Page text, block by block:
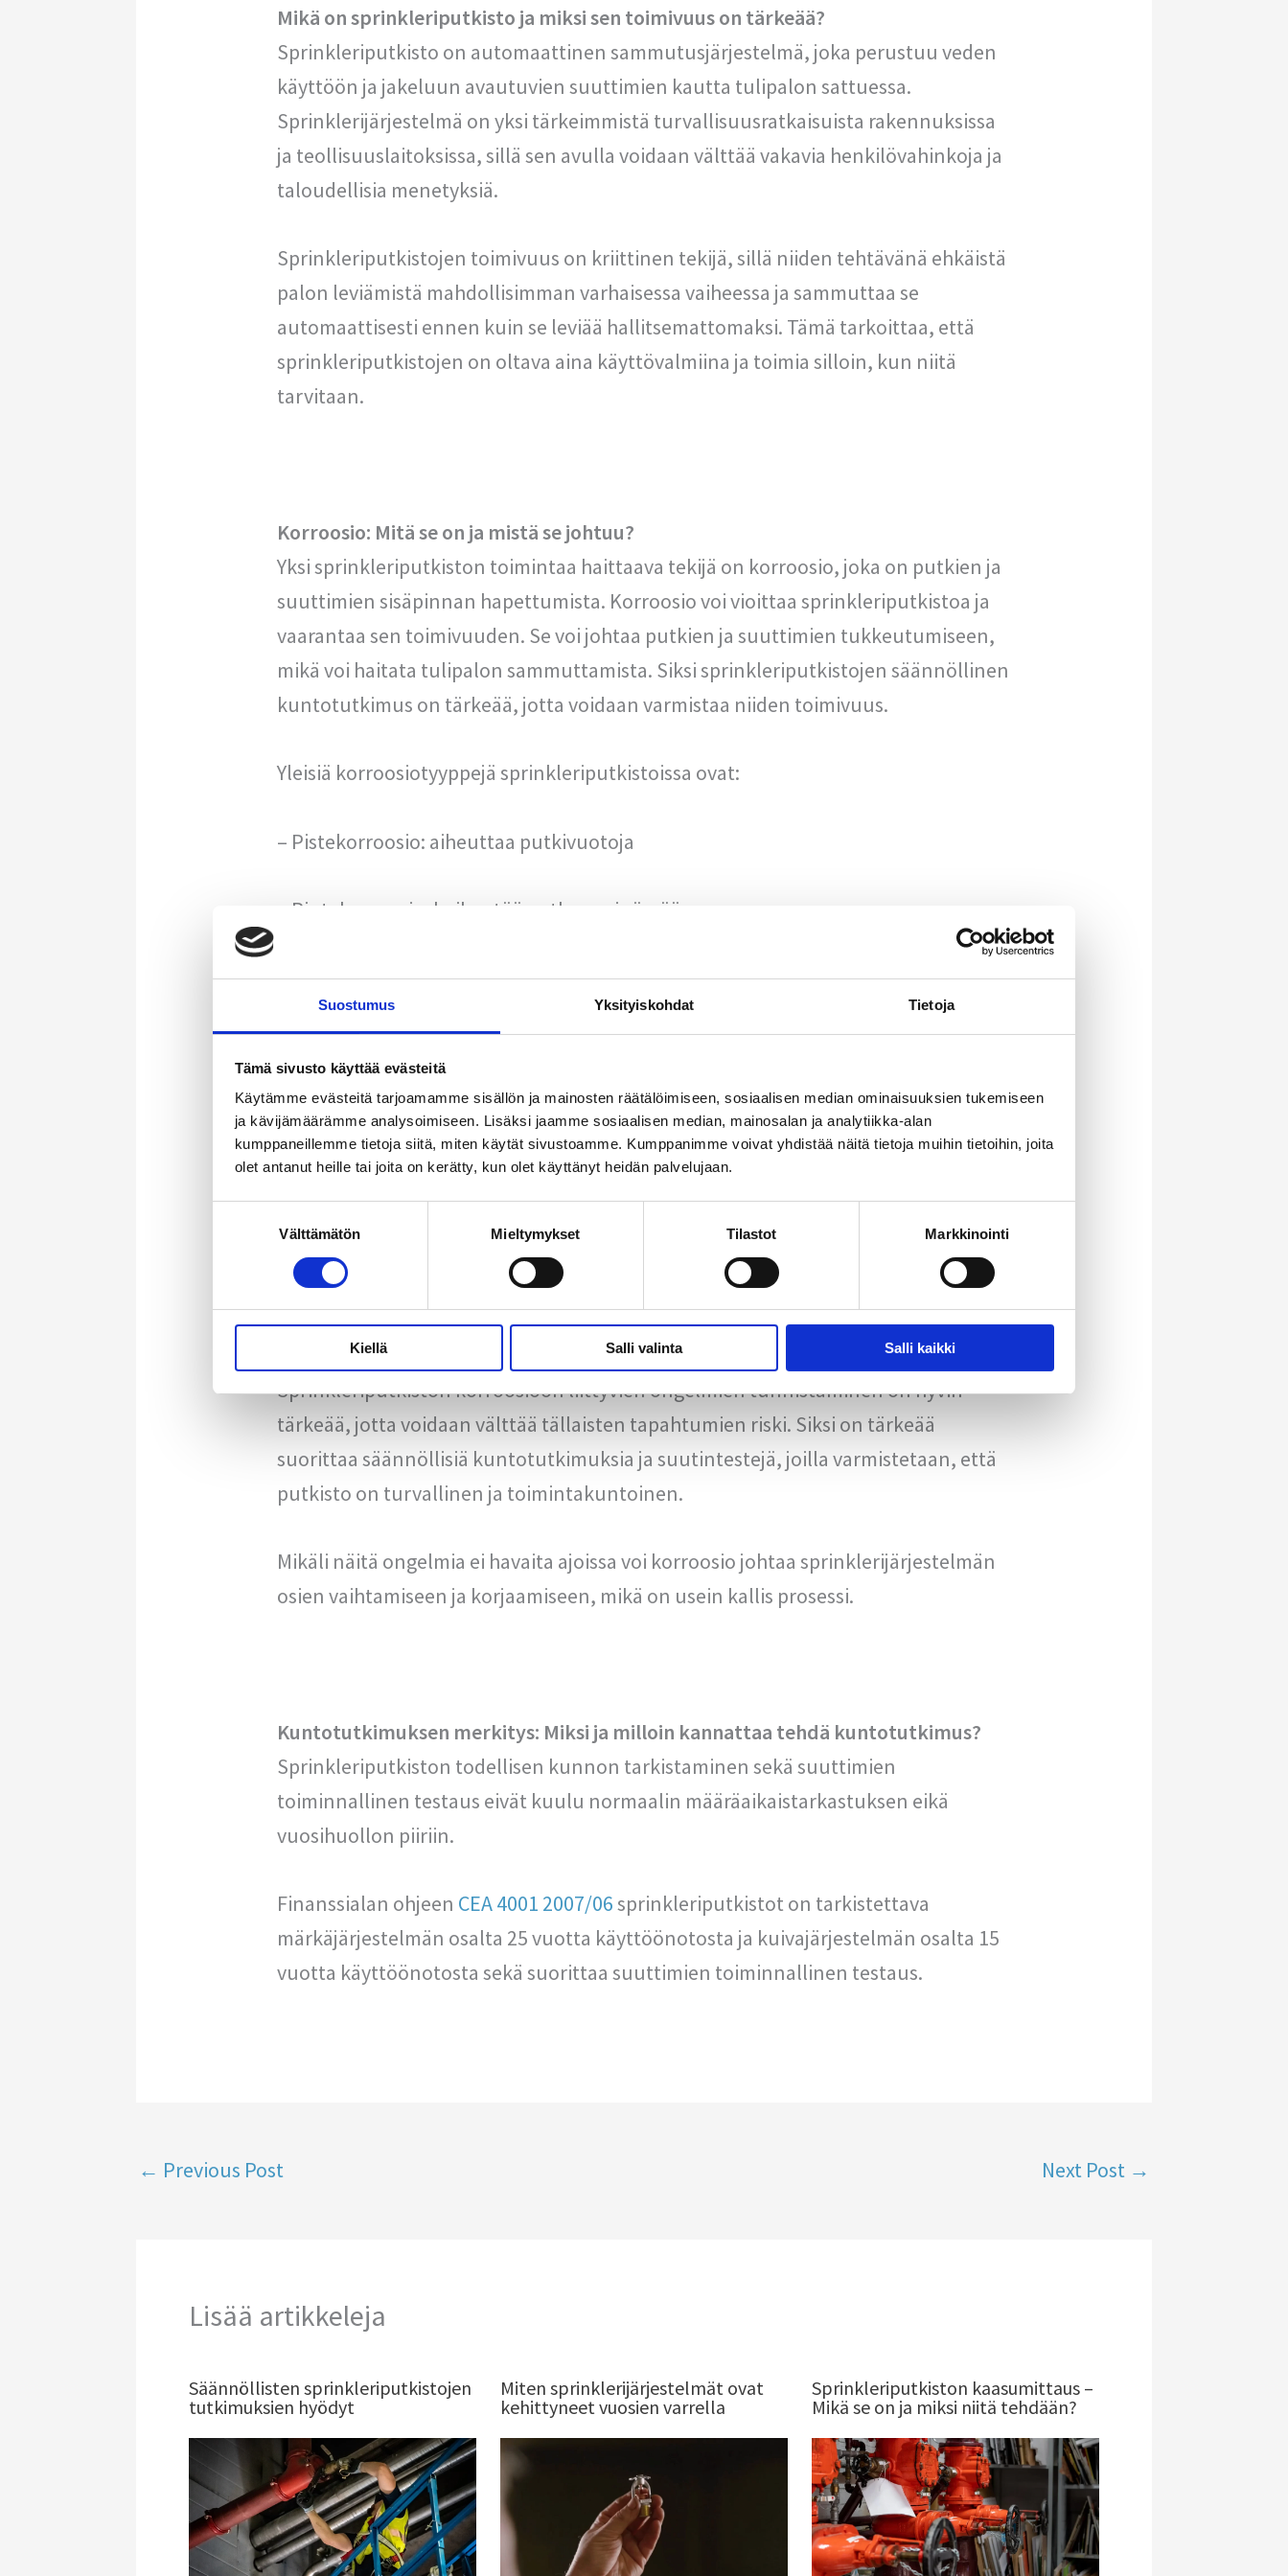
Suostumus Yksityiskohdat Tietoja
Tämä sivusto käyttää evästeitä
Käytämme evästeitä tarjoamamme sisällön ja mainosten räätälöimiseen, sosiaalisen median ominaisuuksien tukemiseen
ja kävijämäärämme analysoimiseen. Lisäksi jaamme sosiaalisen median, mainosalan ja analytiikka-alan
kumppaneillemme tietoja siitä, miten käytät sivustoamme. Kumppanimme voivat yhdistää näitä tietoja muihin tietoihin, joita
olet antanut heille tai joita on kerätty, kun olet käyttänyt heidän palvelujaan.
Välttämätön Mieltymykset Tilastot Markkinointi
Kiellä Salli valinta Salli kaikki
Mikä on sprinkleriputkisto ja miksi sen toimivuus on tärkeää?
Sprinkleriputkisto on automaattinen sammutusjärjestelmä, joka perustuu veden
käyttöön ja jakeluun avautuvien suuttimien kautta tulipalon sattuessa.
Sprinklerijärjestelmä on yksi tärkeimmistä turvallisuusratkaisuista rakennuksissa
ja teollisuuslaitoksissa, sillä sen avulla voidaan välttää vakavia henkilövahinkoja ja
taloudellisia menetyksiä.
Sprinkleriputkistojen toimivuus on kriittinen tekijä, sillä niiden tehtävänä ehkäistä
palon leviämistä mahdollisimman varhaisessa vaiheessa ja sammuttaa se
automaattisesti ennen kuin se leviää hallitsemattomaksi. Tämä tarkoittaa, että
sprinkleriputkistojen on oltava aina käyttövalmiina ja toimia silloin, kun niitä
tarvitaan.
Korroosio: Mitä se on ja mistä se johtuu?
Yksi sprinkleriputkiston toimintaa haittaava tekijä on korroosio, joka on putkien ja
suuttimien sisäpinnan hapettumista. Korroosio voi vioittaa sprinkleriputkistoa ja
vaarantaa sen toimivuuden. Se voi johtaa putkien ja suuttimien tukkeutumiseen,
mikä voi haitata tulipalon sammuttamista. Siksi sprinkleriputkistojen säännöllinen
kuntotutkimus on tärkeää, jotta voidaan varmistaa niiden toimivuus.
Yleisiä korroosiotyyppejä sprinkleriputkistoissa ovat:
– Pistekorroosio: aiheuttaa putkivuotoja
– Pintakorroosio: heikentää putken seinämää
Sprinkleriputkistoissa voi myös esiintyä mikrobiologistakorroosiota (MIC –
Microbiological Influenced Corrosion).
Miten korroosio vaikuttaa sprinkleriputkistoon?
Korroosio vaurioittaa sprinkleriputkiston materiaalia ja heikentää sen kestävyyttä.
tukkeutumisen tai pahimmillaan rikkoutumisen. Rikkonainen putki tai suutin
päästävät putkistojen sisällä olevan veden valumaan ulos ja aiheuttaa
mahdollisesti vahinkoa rakenteisiin tai irtaimistoon.
Sprinkleriputkiston korroosioon liittyvien ongelmien tunnistaminen on hyvin
tärkeää, jotta voidaan välttää tällaisten tapahtumien riski. Siksi on tärkeää
suorittaa säännöllisiä kuntotutkimuksia ja suutintestejä, joilla varmistetaan, että
putkisto on turvallinen ja toimintakuntoinen.
Mikäli näitä ongelmia ei havaita ajoissa voi korroosio johtaa sprinklerijärjestelmän
osien vaihtamiseen ja korjaamiseen, mikä on usein kallis prosessi.
Kuntotutkimuksen merkitys: Miksi ja milloin kannattaa tehdä kuntotutkimus?
Sprinkleriputkiston todellisen kunnon tarkistaminen sekä suuttimien
toiminnallinen testaus eivät kuulu normaalin määräaikaistarkastuksen eikä
vuosihuollon piiriin.
Finanssialan ohjeen CEA 4001 2007/06sprinkleriputkistot on tarkistettava
märkäjärjestelmän osalta 25 vuotta käyttöönotosta ja kuivajärjestelmän osalta 15
vuotta käyttöönotosta sekä suorittaa suuttimien toiminnallinen testaus.
← Previous Post Next Post →
Lisää artikkeleja
Säännöllisten sprinkleriputkistojen
tutkimuksien hyödyt
Miten sprinklerijärjestelmät ovat
kehittyneet vuosien varrella
Sprinkleriputkiston kaasumittaus –
Mikä se on ja miksi niitä tehdään?